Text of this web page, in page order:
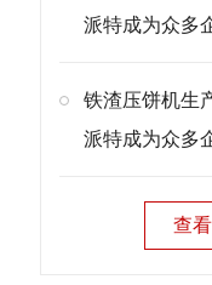
派特成为众多
铁渣压饼机生
派特成为众多
查